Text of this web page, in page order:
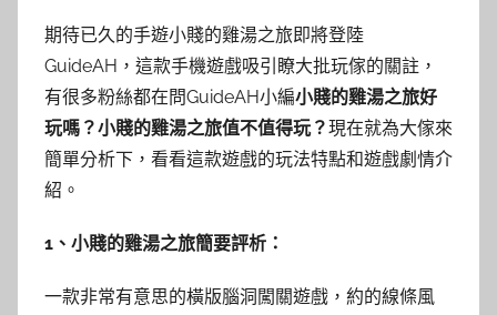
期待已久的手遊小賤的雞湯之旅即將登陸
GuideAH，這款手機遊戲吸引瞭大批玩傢的關註，
有很多粉絲都在問GuideAH小編小賤的雞湯之旅好
玩嗎？小賤的雞湯之旅值不值得玩？現在就為大傢來
簡單分析下，看看這款遊戲的玩法特點和遊戲劇情介
紹。
1、小賤的雞湯之旅簡要評析：
一款非常有意思的橫版腦洞闖關遊戲，約的線條風